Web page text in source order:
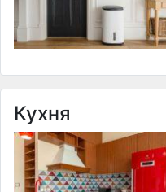
Кухня